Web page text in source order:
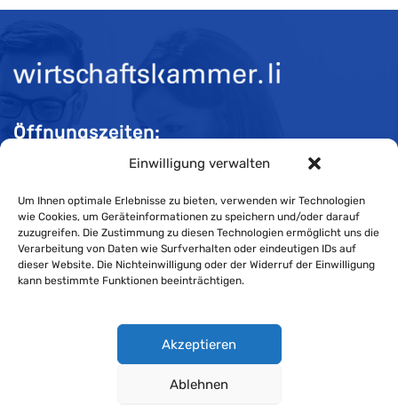
Einwilligung verwalten
Um Ihnen optimale Erlebnisse zu bieten, verwenden wir Technologien
wie Cookies, um Geräteinformationen zu speichern und/oder darauf
zuzugreifen. Die Zustimmung zu diesen Technologien ermöglicht uns die
Verarbeitung von Daten wie Surfverhalten oder eindeutigen IDs auf
dieser Website. Die Nichteinwilligung oder der Widerruf der Einwilligung
kann bestimmte Funktionen beeinträchtigen.
Akzeptieren
Ablehnen
Öffnungszeiten:
Mo-Do 08:00 bis 11:30 und 13:30 bis 16:30 Uhr
Fr 08:00 bis 11:30 und 13:30 bis 16:00 Uhr
Impressum
Cookie-Richtlinie